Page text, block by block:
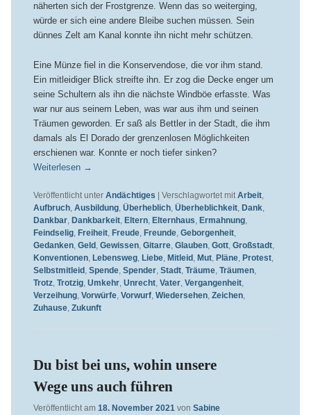
näherten sich der Frostgrenze. Wenn das so weiterging,
würde er sich eine andere Bleibe suchen müssen. Sein
dünnes Zelt am Kanal konnte ihn nicht mehr schützen.
Eine Münze fiel in die Konservendose, die vor ihm stand.
Ein mitleidiger Blick streifte ihn. Er zog die Decke enger um
seine Schultern als ihn die nächste Windböe erfasste. Was
war nur aus seinem Leben, was war aus ihm und seinen
Träumen geworden. Er saß als Bettler in der Stadt, die ihm
damals als El Dorado der grenzenlosen Möglichkeiten
erschienen war. Konnte er noch tiefer sinken?
Weiterlesen →
Veröffentlicht unter Andächtiges | Verschlagwortet mit Arbeit,
Aufbruch, Ausbildung, Überheblich, Überheblichkeit, Dank,
Dankbar, Dankbarkeit, Eltern, Elternhaus Ermahnung,
Feindselig, Freiheit, Freude, Freunde, Geborgenheit,
Gedanken, Geld, Gewissen, Gitarre, Glauben, Gott, Großstadt,
Konventionen, Lebensweg, Liebe, Mitleid, Mut, Pläne, Protest,
Selbstmitleid, Spende, Spender, Stadt, Träume, Träumen,
Trotz, Trotzig, Umkehr, Unrecht, Vater, Vergangenheit,
Verzeihung, Vorwürfe, Vorwurf, Wiedersehen, Zeichen,
Zuhause, Zukunft
Du bist bei uns, wohin unsere
Wege uns auch führen
Veröffentlicht am 18. November 2021 von Sabine